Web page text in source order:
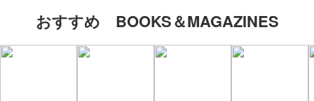
おすすめ BOOKS＆MAGAZINES